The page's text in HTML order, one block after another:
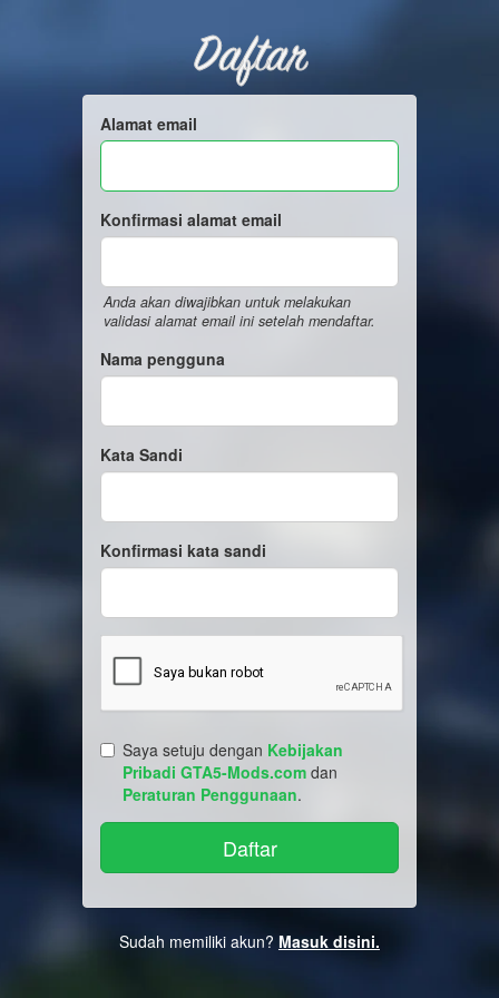
Daftar
Alamat email
Konfirmasi alamat email
Anda akan diwajibkan untuk melakukan
validasi alamat email ini setelah mendaftar.
Nama pengguna
Kata Sandi
Konfirmasi kata sandi
Saya setuju dengan Kebijakan
Pribadi GTA5-Mods.com dan
Peraturan Penggunaan.
Sudah memiliki akun? Masuk disini.